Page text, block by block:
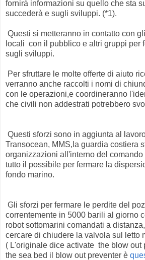
fornirà informazioni su quello che sta
succederà e sugli sviluppi. (*1).
Questi si metteranno in contatto con
locali con il pubblico e altri gruppi per
sugli sviluppi.
Per sfruttare le molte offerte di aiuto
verranno anche raccolti i nomi di
con le operazioni,e coordineranno
che civili non addestrati potrebbero
Questi sforzi sono in aggiunta al
Transocean, MMS,la guardia costiera
organizzazioni all'interno del comando
tutto il possibile per fermare la
fondo marino.
Gli sforzi per fermare le perdite del
correntemente in 5000 barili al giorno
robot sottomarini comandati a
cercare di chiudere la valvola sul letto
( L'originale dice activate the blow out
the sea bed il blow out preventer è